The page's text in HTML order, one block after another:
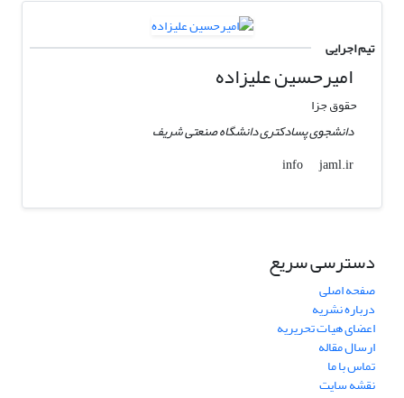
تیم اجرایی
امیرحسین علیزاده
حقوق جزا
دانشجوی پسادکتری دانشگاه صنعتی شریف
info
jaml.ir
دسترسی سریع
صفحه اصلی
درباره نشریه
اعضای هیات تحریریه
ارسال مقاله
تماس با ما
نقشه سایت